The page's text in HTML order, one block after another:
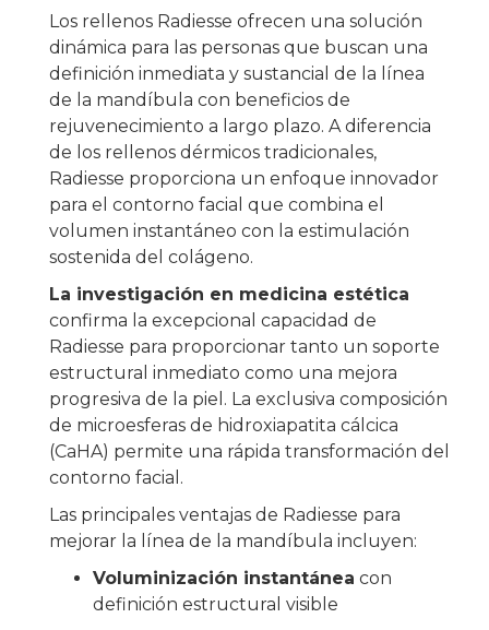
Los rellenos Radiesse ofrecen una solución
dinámica para las personas que buscan una
definición inmediata y sustancial de la línea
de la mandíbula con beneficios de
rejuvenecimiento a largo plazo. A diferencia
de los rellenos dérmicos tradicionales,
Radiesse proporciona un enfoque innovador
para el contorno facial que combina el
volumen instantáneo con la estimulación
sostenida del colágeno.
La investigación en medicina estética
confirma la excepcional capacidad de
Radiesse para proporcionar tanto un soporte
estructural inmediato como una mejora
progresiva de la piel. La exclusiva composición
de microesferas de hidroxiapatita cálcica
(CaHA) permite una rápida transformación del
contorno facial.
Las principales ventajas de Radiesse para
mejorar la línea de la mandíbula incluyen:
Voluminización instantánea con
definición estructural visible